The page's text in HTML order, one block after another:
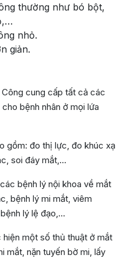
thường như bó bột,
nhỏ.
giản.
Công cung cấp tất cả các
bệnh nhân ở mọi lứa
gồm: đo thị lực, đo khúc xạ
soi đáy mắt,…
bệnh lý nội khoa về mắt
bệnh lý mi mắt, viêm
lý lệ đạo,…
một số thủ thuật ở mắt
mắt, nặn tuyến bờ mi, lấy